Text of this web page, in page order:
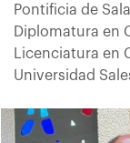
Pontificia de
Diplomatura en
Licenciatura en
Universidad